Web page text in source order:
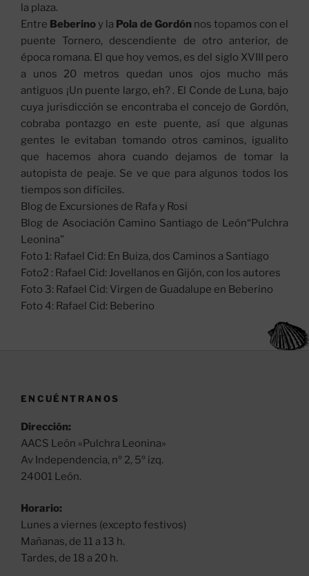
la plaza.
Entre Beberinoy la Pola de Gordón nos topamos con el
puente Tornero, descendiente de otro anterior, de
época romana. El que hoy vemos, es del siglo XVIII pero
a unos 20 metros quedan unos ojos mucho más
antiguos ¡Un puente largo, eh? . El Conde de Luna, bajo
cuya jurisdicción se encontraba el concejo de Gordón,
cobraba pontazgo en este puente, así que algunas
gentes le evitaban tomando otros caminos, igualito
que hacemos ahora cuando dejamos de tomar la
autopista de peaje. Se ve que para algunos todos los
tiempos son difíciles.
Blog de Excursiones de Rafa y Rosi
Blog de Asociación Camino Santiago de León“Pulchra
Leonina”
Foto 1: Rafael Cid: En Buiza, dos Caminos a Santiago
Foto2 : Rafael Cid: Jovellanos en Gijón, con los autores
Foto 3: Rafael Cid: Virgen de Guadalupe en Beberino
Foto 4: Rafael Cid: Beberino
ENCUÉNTRANOS
Dirección:
AACS León «Pulchra Leonina»
Av Independencia, nº 2, 5º izq.
24001 León.
Horario:
Lunes a viernes (excepto festivos)
Mañanas, de 11 a 13 h.
Tardes, de 18 a 20 h.